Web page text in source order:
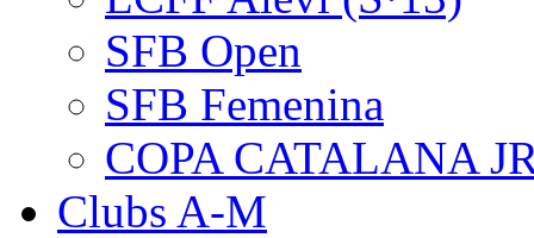
SFB Open
SFB Femenina
COPA CATALANA
Clubs A-M